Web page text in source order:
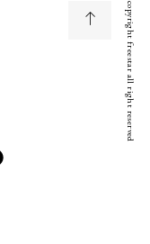
copyright freestar all right reserved